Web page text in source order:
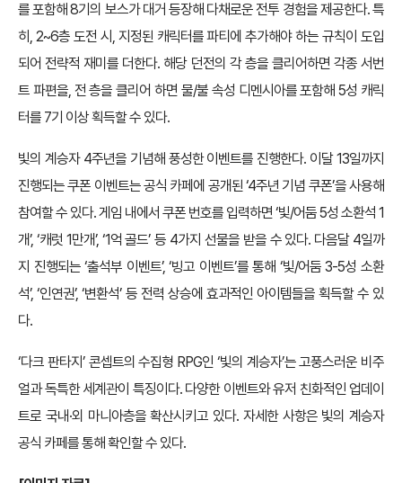
를 포함해 8기의 보스가 대거 등장해 다채로운 전투 경험을 제공한다. 특
히, 2~6층 도전 시, 지정된 캐릭터를 파티에 추가해야 하는 규칙이 도입
되어 전략적 재미를 더한다. 해당 던전의 각 층을 클리어하면 각종 서번
트 파편을, 전 층을 클리어 하면 물/불 속성 디멘시아를 포함해 5성 캐릭
터를 7기 이상 획득할 수 있다.
빛의 계승자 4주년을 기념해 풍성한 이벤트를 진행한다. 이달 13일까지
진행되는 쿠폰 이벤트는 공식 카페에 공개된 ‘4주년 기념 쿠폰’을 사용해
참여할 수 있다. 게임 내에서 쿠폰 번호를 입력하면 ‘빛/어둠 5성 소환석 1
개’, ‘캐럿 1만개’, ‘1억 골드’ 등 4가지 선물을 받을 수 있다. 다음달 4일까
지 진행되는 ‘출석부 이벤트’, ‘빙고 이벤트’를 통해 ‘빛/어둠 3-5성 소환
석’, ‘인연권’, ‘변환석’ 등 전력 상승에 효과적인 아이템들을 획득할 수 있
다.
‘다크 판타지’ 콘셉트의 수집형 RPG인 ‘빛의 계승자’는 고풍스러운 비주
얼과 독특한 세계관이 특징이다. 다양한 이벤트와 유저 친화적인 업데이
트로 국내·외 마니아층을 확산시키고 있다. 자세한 사항은 빛의 계승자
공식 카페를 통해 확인할 수 있다.